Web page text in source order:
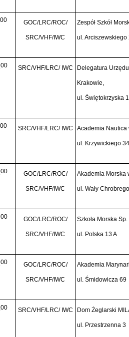
00 GOC/LRC/ROC/
SRC/VHF/IWC
Zespół Szkół
ul. Arciszewskiego
00 SRC/VHF/LRC/ IWC Delegatura
Krakowie,
ul. Świętokrzyska
00 SRC/VHF/LRC/ IWC Academia Nautica
ul. Krzywickiego 34
00 GOC/LRC/ROC/
SRC/VHF/IWC
Akademia Morska
ul. Wały
00 GOC/LRC/ROC/
SRC/VHF/IWC
Szkoła Morska
ul. Polska 13 A
00 GOC/LRC/ROC/
SRC/VHF/IWC
Akademia
ul. Śmidowicza 69
00 SRC/VHF/LRC/ IWC Dom Żeglarski
ul. Przestrzenna 3